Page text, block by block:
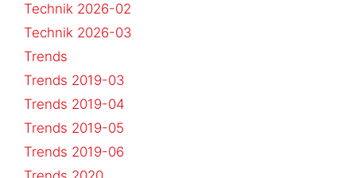
Technik 2026-02
Technik 2026-03
Trends
Trends 2019-03
Trends 2019-04
Trends 2019-05
Trends 2019-06